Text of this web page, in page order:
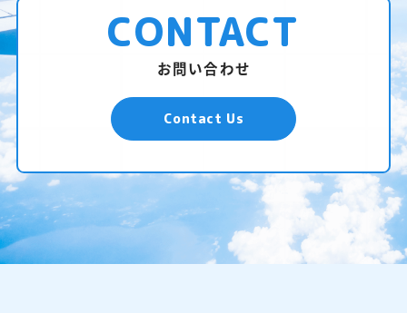
CONTACT
お問い合わせ
Contact Us